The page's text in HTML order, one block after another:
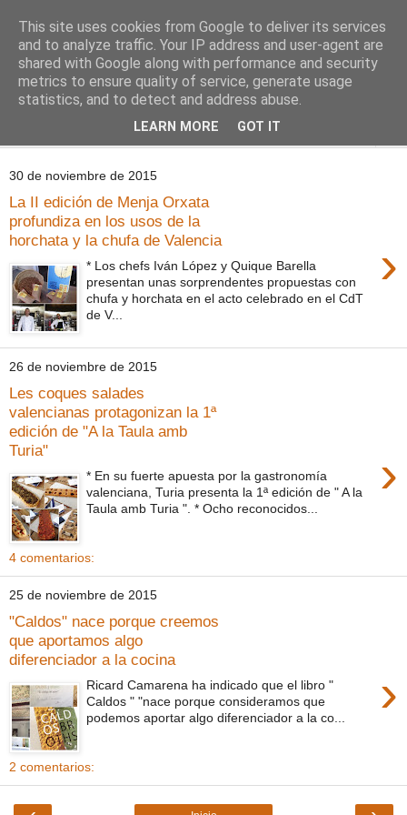
Comoju
La Cocina del Día a Día y el día a día de la Gastronomía
30 de noviembre de 2015
La II edición de Menja Orxata
profundiza en los usos de la
horchata y la chufa de Valencia
›
* Los chefs Iván López y Quique Barella
presentan unas sorprendentes propuestas con
chufa y horchata en el acto celebrado en el CdT
de V...
26 de noviembre de 2015
Les coques salades
valencianas protagonizan la 1ª
edición de "A la Taula amb
Turia"
›
* En su fuerte apuesta por la gastronomía
valenciana, Turia presenta la 1ª edición de " A la
Taula amb Turia ". * Ocho reconocidos...
4 comentarios:
25 de noviembre de 2015
"Caldos" nace porque creemos
que aportamos algo
diferenciador a la cocina
›
Ricard Camarena ha indicado que el libro "
Caldos " "nace porque consideramos que
podemos aportar algo diferenciador a la co...
2 comentarios:
This site uses cookies from Google to deliver its services
and to analyze traffic. Your IP address and user-agent are
shared with Google along with performance and security
metrics to ensure quality of service, generate usage
statistics, and to detect and address abuse.
LEARN MORE GOT IT